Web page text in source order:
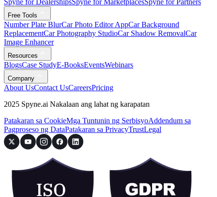
Spyne for DealershipsSpyne for MarketplacesSpyne for Partners
Free Tools
Number Plate BlurCar Photo Editor AppCar Background
ReplacementCar Photography StudioCar Shadow RemovalCar
Image Enhancer
Resources
BlogsCase StudyE-BooksEventsWebinars
Company
About UsContact UsCareersPricing
2025 Spyne.ai Nakalaan ang lahat ng karapatan
Patakaran sa CookieMga Tuntunin ng SerbisyoAddendum sa
Pagproseso ng DataPatakaran sa PrivacyTrustLegal